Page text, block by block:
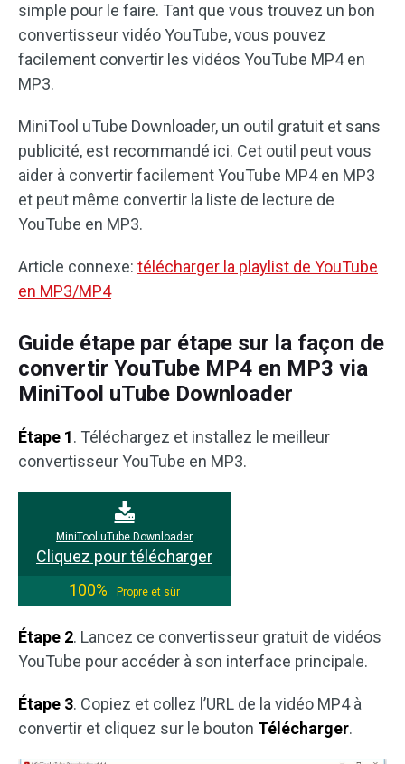
simple pour le faire. Tant que vous trouvez un bon
convertisseur vidéo YouTube, vous pouvez
facilement convertir les vidéos YouTube MP4 en
MP3.
MiniTool uTube Downloader, un outil gratuit et sans
publicité, est recommandé ici. Cet outil peut vous
aider à convertir facilement YouTube MP4 en MP3
et peut même convertir la liste de lecture de
YouTube en MP3.
Article connexe: télécharger la playlist de YouTube
en MP3/MP4
Guide étape par étape sur la façon de
convertir YouTube MP4 en MP3 via
MiniTool uTube Downloader
Étape 1. Téléchargez et installez le meilleur
convertisseur YouTube en MP3.
MiniTool uTube Downloader
Cliquez pour télécharger
100%
Propre et sûr
Étape 2. Lancez ce convertisseur gratuit de vidéos
YouTube pour accéder à son interface principale.
Étape 3. Copiez et collez l’URL de la vidéo MP4 à
convertir et cliquez sur le bouton Télécharger.